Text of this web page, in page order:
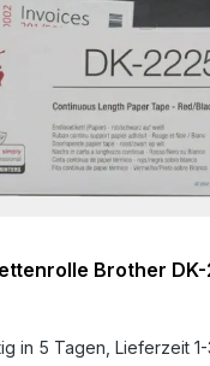
Brother DK-
in 5 Tagen, Lieferzeit